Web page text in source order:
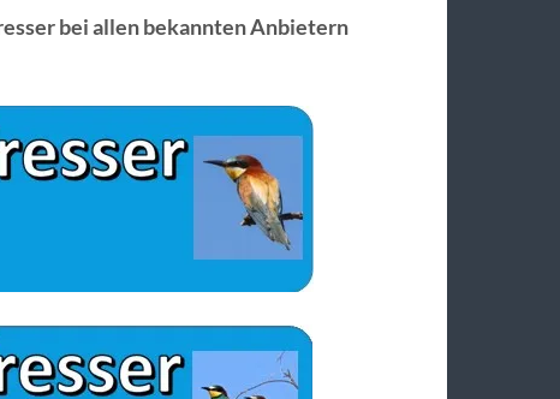
bei allen bekannten Anbietern